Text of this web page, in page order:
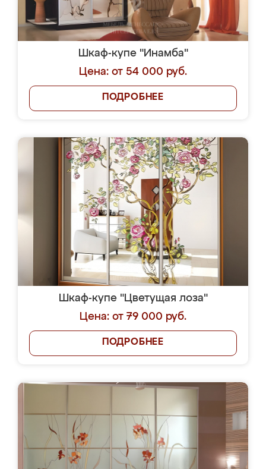
Шкаф-купе "Инамба"
Цена: от 54 000 руб.
ПОДРОБНЕЕ
Шкаф-купе "Цветущая лоза"
Цена: от 79 000 руб.
ПОДРОБНЕЕ